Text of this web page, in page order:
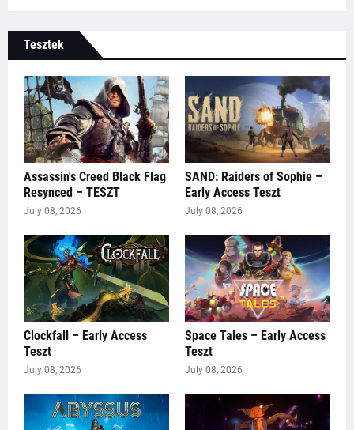
Tesztek
Assassin's Creed Black Flag
Resynced – TESZT
July 08, 2026
SAND: Raiders of Sophie –
Early Access Teszt
July 08, 2026
Clockfall – Early Access
Teszt
July 08, 2026
Space Tales – Early Access
Teszt
July 08, 2026